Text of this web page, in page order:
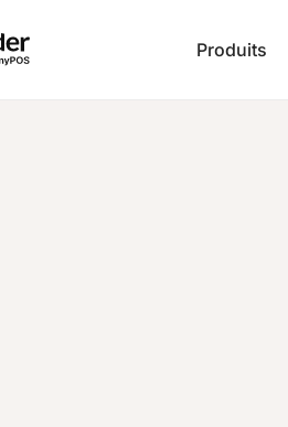
Produits